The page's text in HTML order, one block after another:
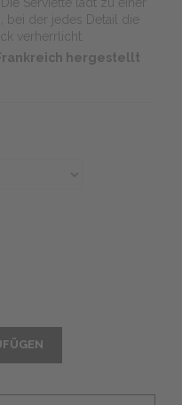
bei der jedes Detail die
verherrlicht.
hergestellt